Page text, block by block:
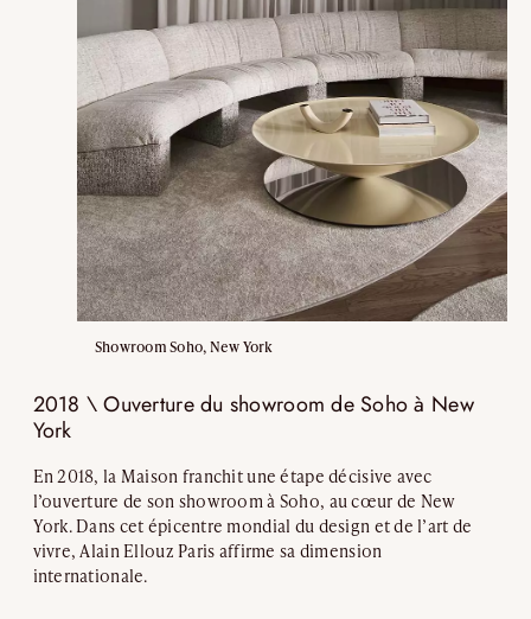
2018 \ Ouverture du showroom de Soho à New
York
En 2018, la Maison franchit une étape décisive avec
l’ouverture de son showroom à Soho, au cœur de New
York. Dans cet épicentre mondial du design et de l’art de
vivre, Alain Ellouz Paris affirme sa dimension
internationale.
Showroom Soho, New York